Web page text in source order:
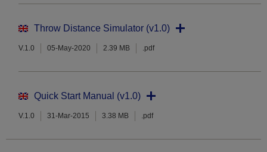
Throw Distance Simulator (v1.0)
V.1.0 05-May-2020 2.39 MB .pdf
Quick Start Manual (v1.0)
V.1.0 31-Mar-2015 3.38 MB .pdf